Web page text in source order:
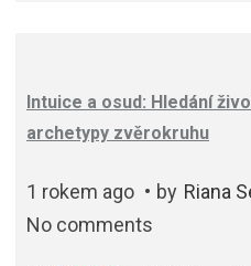
Intuice a osud: Hledání
archetypy zvěrokruhu
1 rokem ago by Riana
No comments